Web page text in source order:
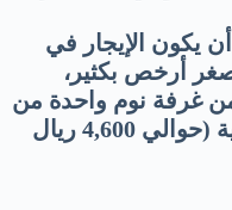
يكون الإيجار في
أرخص بكثير،
غرفة نوم واحدة من
5,000 كرونة نرويجية (حوالي 4,600 ريال